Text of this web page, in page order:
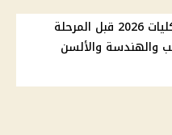
مؤشرات تنسيق الكليات 2026 قبل المرحلة
والهندسة والألسن